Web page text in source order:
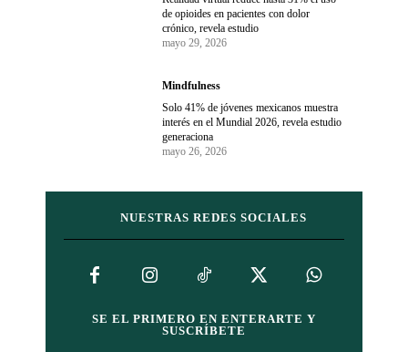
de opioides en pacientes con dolor
crónico, revela estudio
mayo 29, 2026
Mindfulness
Solo 41% de jóvenes mexicanos muestra
interés en el Mundial 2026, revela estudio
generaciona
mayo 26, 2026
NUESTRAS REDES SOCIALES
SE EL PRIMERO EN ENTERARTE Y
SUSCRÍBETE